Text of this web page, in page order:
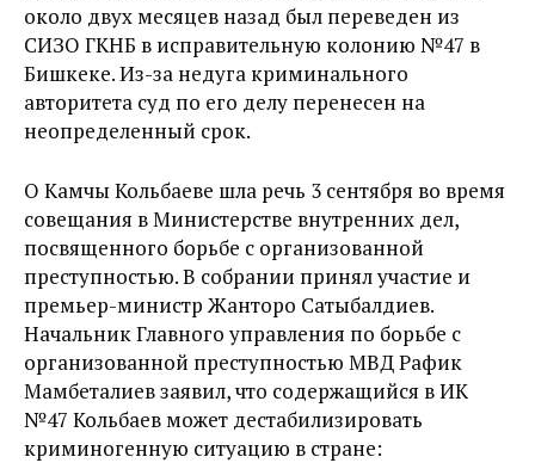
около двух месяцев назад был переведен из
СИЗО ГКНБ в исправительную колонию №47 в
Бишкеке. Из-за недуга криминального
авторитета суд по его делу перенесен на
неопределенный срок.
О Камчы Кольбаеве шла речь 3 сентября во время
совещания в Министерстве внутренних дел,
посвященного борьбе с организованной
преступностью. В собрании принял участие и
премьер-министр Жанторо Сатыбалдиев.
Начальник Главного управления по борьбе с
организованной преступностью МВД Рафик
Мамбеталиев заявил, что содержащийся в ИК
№47 Кольбаев может дестабилизировать
криминогенную ситуацию в стране: